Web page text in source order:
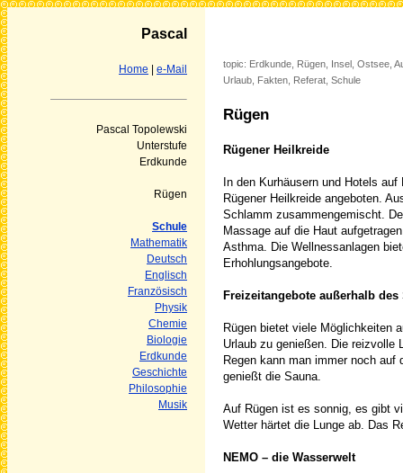
Pascal
Home e-Mail
Pascal Topolewski
Unterstufe
Erdkunde
Rügen
Schule
Mathematik
Deutsch
Englisch
Französisch
Physik
Chemie
Biologie
Erdkunde
Geschichte
Philosophie
Musik
topic: Erdkunde, Rügen, Insel, Ostsee,
Urlaub, Fakten, Referat, Schule
Rügen
Rügener Heilkreide
In den Kurhäusern und Hotels
Rügener Heilkreide angeboten.
Schlamm zusammengemischt.
Massage auf die Haut
Asthma. Die Wellnessanlagen
Erhohlungsangebote.
Freizeitangebote außerhalb des
Rügen bietet viele Möglichkeiten
Urlaub zu genießen. Die reizvolle
Regen kann man immer noch auf
genießt die Sauna.
Auf Rügen ist es sonnig, es gibt
Wetter härtet die Lunge ab. Das
NEMO – die Wasserwelt